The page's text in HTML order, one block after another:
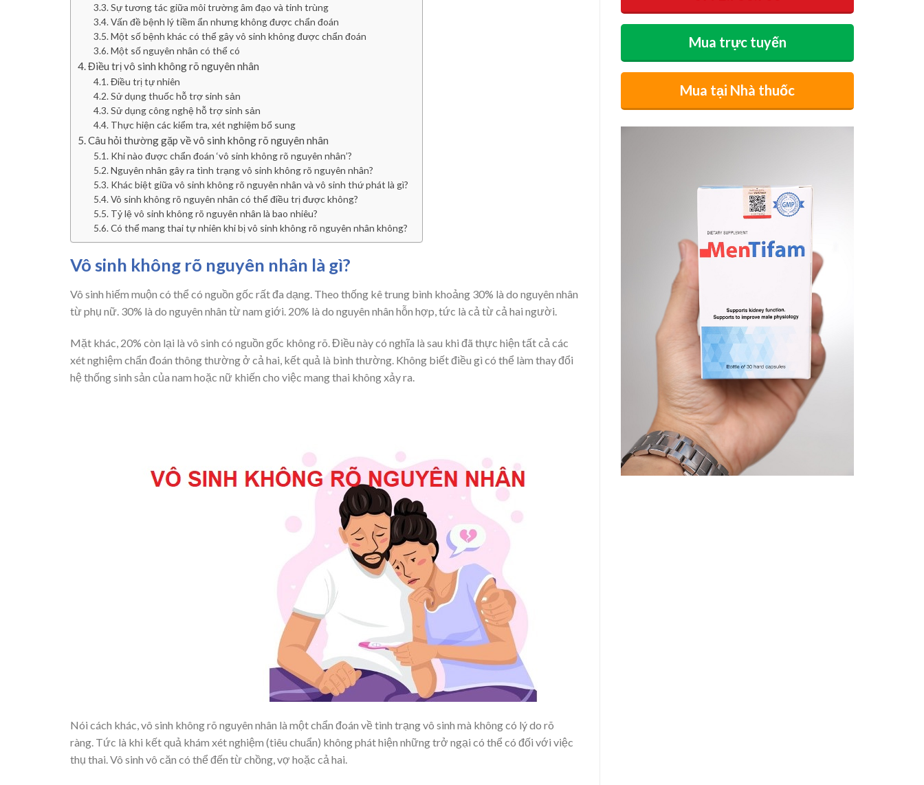
Sự tương tác giữa môi trường âm đạo và tinh trùng
Vấn đề bệnh lý tiềm ẩn nhưng không được chẩn đoán
Một số bệnh khác có thể gây vô sinh không được chẩn đoán
Một số nguyên nhân có thể có
Điều trị vô sinh không rõ nguyên nhân
Điều trị tự nhiên
Sử dụng thuốc hỗ trợ sinh sản
Sử dụng công nghệ hỗ trợ sinh sản
Thực hiện các kiểm tra, xét nghiệm bổ sung
Câu hỏi thường gặp về vô sinh không rõ nguyên nhân
Khi nào được chẩn đoán ‘vô sinh không rõ nguyên nhân’?
Nguyên nhân gây ra tình trạng vô sinh không rõ nguyên nhân?
Khác biệt giữa vô sinh không rõ nguyên nhân và vô sinh thứ phát là gì?
Vô sinh không rõ nguyên nhân có thể điều trị được không?
Tỷ lệ vô sinh không rõ nguyên nhân là bao nhiêu?
Có thể mang thai tự nhiên khi bị vô sinh không rõ nguyên nhân không?
Vô sinh không rõ nguyên nhân là gì?
Vô sinh hiếm muộn có thể có nguồn gốc rất đa dạng. Theo thống kê trung bình khoảng 30% là do nguyên nhân
từ phụ nữ. 30% là do nguyên nhân từ nam giới. 20% là do nguyên nhân hỗn hợp, tức là cả từ cả hai người.
Mặt khác, 20% còn lại là vô sinh có nguồn gốc không rõ. Điều này có nghĩa là sau khi đã thực hiện tất cả các
xét nghiệm chẩn đoán thông thường ở cả hai, kết quả là bình thường. Không biết điều gì có thể làm thay đổi
hệ thống sinh sản của nam hoặc nữ khiến cho việc mang thai không xảy ra.
Nói cách khác, vô sinh không rõ nguyên nhân là một chẩn đoán về tình trạng vô sinh mà không có lý do rõ
ràng. Tức là khi kết quả khám xét nghiệm (tiêu chuẩn) không phát hiện những trở ngại có thể có đối với việc
thụ thai. Vô sinh vô căn có thể đến từ chồng, vợ hoặc cả hai.
Mua trực tuyến
Mua tại Nhà thuốc